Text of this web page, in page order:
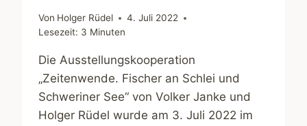
Von Holger Rüdel
4. Juli 2022
Lesezeit: 3 Minuten
Die Ausstellungskooperation
„Zeitenwende. Fischer an Schlei und
Schweriner See“ von Volker Janke und
Holger Rüdel wurde am 3. Juli 2022 im